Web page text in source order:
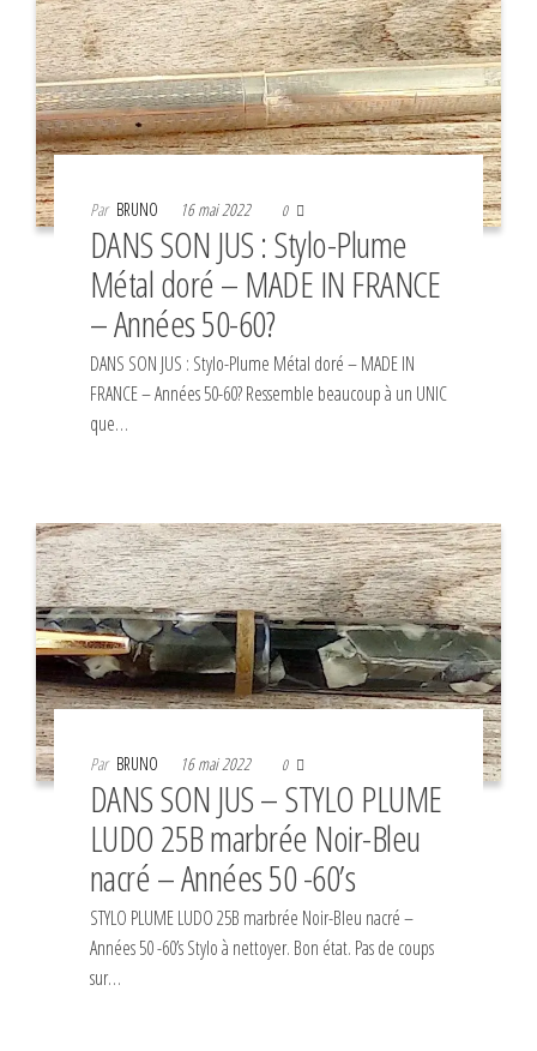
Par BRUNO 16 mai 2022 0
DANS SON JUS : Stylo-Plume
Métal doré – MADE IN FRANCE
– Années 50-60?
DANS SON JUS : Stylo-Plume Métal doré – MADE IN
FRANCE – Années 50-60? Ressemble beaucoup à un UNIC
que…
Par BRUNO 16 mai 2022 0
DANS SON JUS – STYLO PLUME
LUDO 25B marbrée Noir-Bleu
nacré – Années 50 -60’s
STYLO PLUME LUDO 25B marbrée Noir-Bleu nacré –
Années 50 -60’s Stylo à nettoyer. Bon état. Pas de coups
sur…